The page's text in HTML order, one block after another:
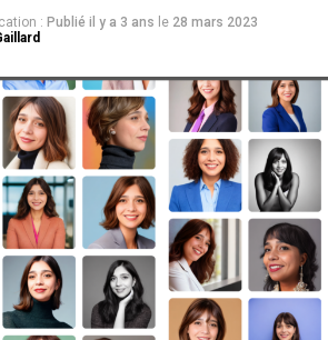
: Publié il y a 3 ans le 28 mars 2023